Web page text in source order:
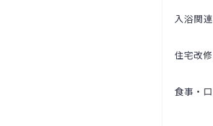
入浴関
住宅改
食事・